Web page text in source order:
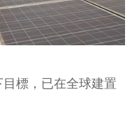
標，已在全球建置